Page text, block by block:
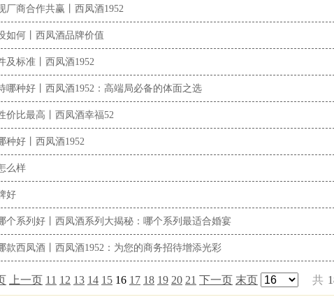
厂商合作共赢丨西凤酒1952
如何丨西凤酒品牌价值
及标准丨西凤酒1952
哪种好丨西凤酒1952：高端局必备的体面之选
价比最高丨西凤酒幸福52
种好丨西凤酒1952
么样
好
个系列好丨西凤酒系列大揭秘：哪个系列最适合婚宴
款西凤酒丨西凤酒1952：为您的商务招待增添光彩
上一页 11 12 13 14 15 16 17 18 19 20 21 下一页 末页 共